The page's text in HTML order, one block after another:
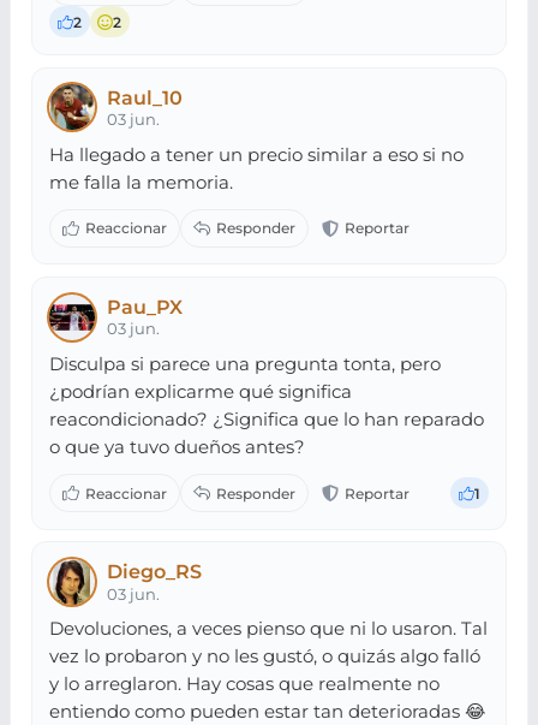
2 2
Raul_10
03 jun.
Ha llegado a tener un precio similar a eso si no
me falla la memoria.
Pau_PX
03 jun.
Disculpa si parece una pregunta tonta, pero
¿podrían explicarme qué significa
reacondicionado? ¿Significa que lo han reparado
o que ya tuvo dueños antes?
1
Diego_RS
03 jun.
Devoluciones, a veces pienso que ni lo usaron. Tal
vez lo probaron y no les gustó, o quizás algo falló
y lo arreglaron. Hay cosas que realmente no
entiendo como pueden estar tan deterioradas 😂